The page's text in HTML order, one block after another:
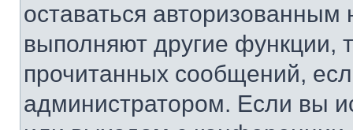
оставаться
выполняют другие функции,
прочитанных сообщений,
администратором. Если вы